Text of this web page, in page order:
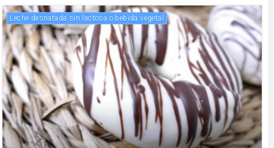
Leche desnatada sin lactosa o bebida vegetal